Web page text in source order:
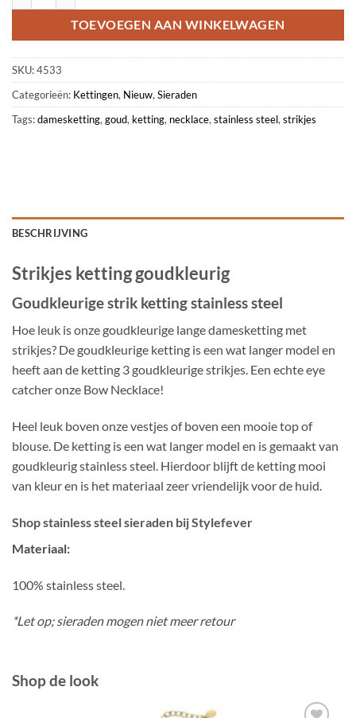
TOEVOEGEN AAN WINKELWAGEN
SKU:4533
Categorieën: Kettingen, Nieuw, Sieraden
Tags:damesketting, goud, ketting, necklace, stainless steel, strikjes
BESCHRIJVING
Strikjes ketting goudkleurig
Goudkleurige strik ketting stainless steel
Hoe leuk is onze goudkleurige lange damesketting met
strikjes? De goudkleurige ketting is een wat langer model en
heeft aan de ketting 3 goudkleurige strikjes. Een echte eye
catcher onze Bow Necklace!
Heel leuk boven onze vestjes of boven een mooie top of
blouse. De ketting is een wat langer model en is gemaakt van
goudkleurig stainless steel. Hierdoor blijft de ketting mooi
van kleur en is het materiaal zeer vriendelijk voor de huid.
Shop stainless steel sieraden bij Stylefever
Materiaal:
100% stainless steel.
*Let op; sieraden mogen niet meer retour
Shop de look